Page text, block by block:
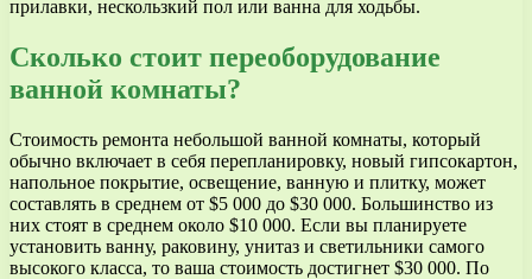
прилавки, нескользкий пол или ванна для ходьбы.
Сколько стоит переоборудование
ванной комнаты?
Стоимость ремонта небольшой ванной комнаты, который
обычно включает в себя перепланировку, новый гипсокартон,
напольное покрытие, освещение, ванную и плитку, может
составлять в среднем от $5 000 до $30 000. Большинство из
них стоят в среднем около $10 000. Если вы планируете
установить ванну, раковину, унитаз и светильники самого
высокого класса, то ваша стоимость достигнет $30 000. По